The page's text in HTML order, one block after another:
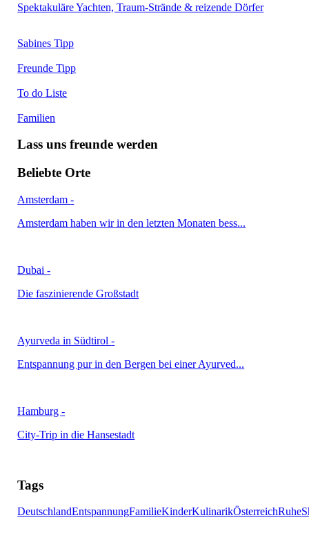
Spektakuläre Yachten, Traum-Strände & reizende Dörfer
Sabines Tipp
Freunde Tipp
To do Liste
Familien
Lass uns freunde werden
Beliebte Orte
Amsterdam-
Amsterdam haben wir in den letzten Monaten bess...
Dubai-
Die faszinierende Großstadt
Ayurveda in Südtirol-
Entspannung pur in den Bergen bei einer Ayurved...
Hamburg-
City-Trip in die Hansestadt
Tags
DeutschlandEntspannungFamilieKinderKulinarikÖsterreichRuhe